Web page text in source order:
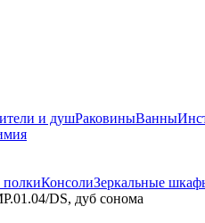
и душРаковиныВанны
КонсолиЗеркальные
DS, дуб сонома